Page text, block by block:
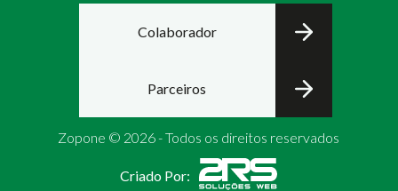
Colaborador
Parceiros
Zopone © 2026 - Todos os direitos reservados
Criado Por: